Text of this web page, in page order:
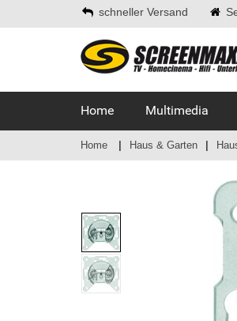
schneller Versand
Home Multimedia
Home Haus & Garten